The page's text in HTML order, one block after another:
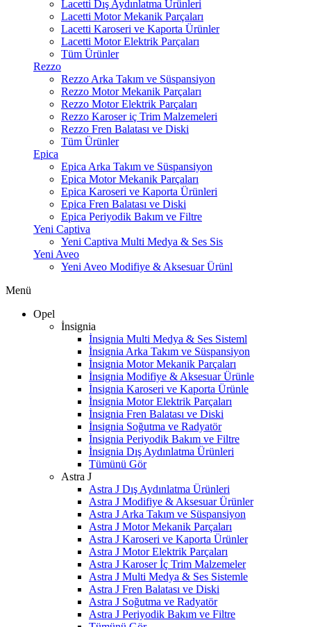
Lacetti Dış Aydınlatma Ürünleri
Lacetti Motor Mekanik Parçaları
Lacetti Karoseri ve Kaporta Ürünler
Lacetti Motor Elektrik Parçaları
Tüm Ürünler
Rezzo
Rezzo Arka Takım ve Süspansiyon
Rezzo Motor Mekanik Parçaları
Rezzo Motor Elektrik Parçaları
Rezzo Karoser iç Trim Malzemeleri
Rezzo Fren Balatası ve Diski
Tüm Ürünler
Epica
Epica Arka Takım ve Süspansiyon
Epica Motor Mekanik Parçaları
Epica Karoseri ve Kaporta Ürünleri
Epica Fren Balatası ve Diski
Epica Periyodik Bakım ve Filtre
Yeni Captiva
Yeni Captiva Multi Medya & Ses Sis
Yeni Aveo
Yeni Aveo Modifiye & Aksesuar Ürünl
Menü
Opel
İnsignia
İnsignia Multi Medya & Ses Sisteml
İnsignia Arka Takım ve Süspansiyon
İnsignia Motor Mekanik Parçaları
İnsignia Modifiye & Aksesuar Ürünle
İnsignia Karoseri ve Kaporta Ürünle
İnsignia Motor Elektrik Parçaları
İnsignia Fren Balatası ve Diski
İnsignia Soğutma ve Radyatör
İnsignia Periyodik Bakım ve Filtre
İnsignia Dış Aydınlatma Ürünleri
Tümünü Gör
Astra J
Astra J Dış Aydınlatma Ürünleri
Astra J Modifiye & Aksesuar Ürünler
Astra J Arka Takım ve Süspansiyon
Astra J Motor Mekanik Parçaları
Astra J Karoseri ve Kaporta Ürünler
Astra J Motor Elektrik Parçaları
Astra J Karoser İç Trim Malzemeler
Astra J Multi Medya & Ses Sistemle
Astra J Fren Balatası ve Diski
Astra J Soğutma ve Radyatör
Astra J Periyodik Bakım ve Filtre